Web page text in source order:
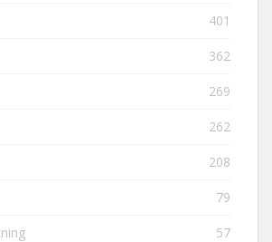
401
362
269
262
208
79
57